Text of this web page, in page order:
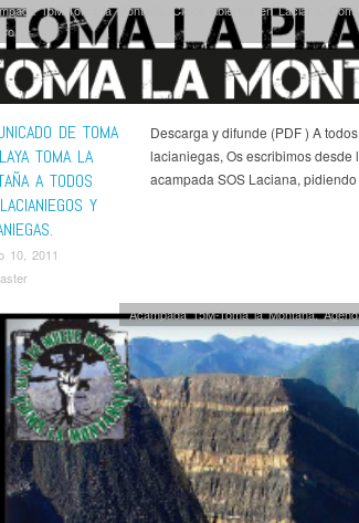
DE TOMA
TOMA LA
A TODOS
Y
10, 2011
15M-Toma la Montaña Cielos abiertos en Laciana
Descarga y difunde (PDF ) A
lacianiegas, Os escribimos desde
acampada SOS Laciana,
Acampada 15M-Toma la Montaña,